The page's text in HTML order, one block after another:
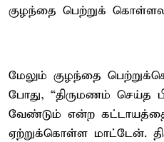
குழந்தை பெற்றுக்
மேலும் குழந்தை
போது, “திருமணம் செய்த
வேண்டும் என்ற
ஏற்றுக்கொள்ள மாட்டேன்.